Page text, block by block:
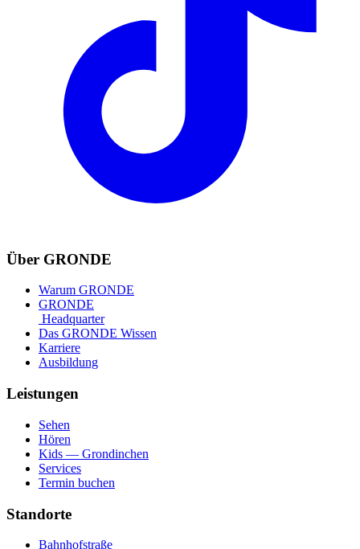
Über GRONDE
Warum GRONDE
GRONDE
Headquarter
Das GRONDE Wissen
Karriere
Ausbildung
Leistungen
Sehen
Hören
Kids — Grondinchen
Services
Termin buchen
Standorte
Bahnhofstraße